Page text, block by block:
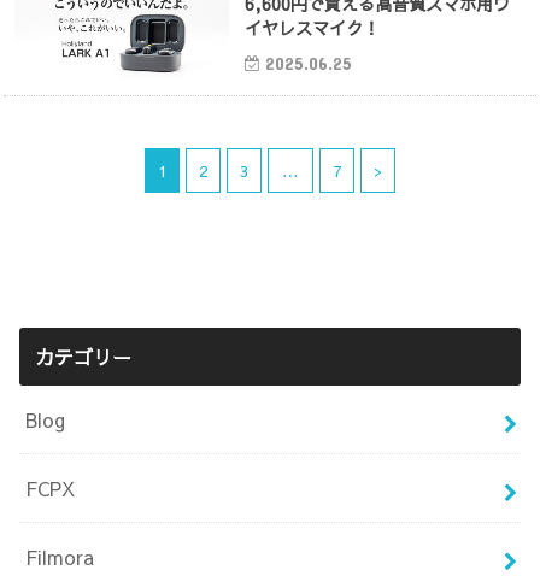
イヤレスマイク！
2025.06.25
1 2 3 … 7 >
カテゴリー
Blog
FCPX
Filmora